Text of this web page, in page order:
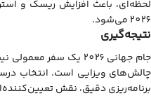
لحظه‌ای، باعث افزایش ریسک و
2026 می‌شود.
نتیجه‌گیری
جام جهانی 2026 یک سفر
چالش‌های ویزایی است. انتخاب
برنامه‌ریزی دقیق، نقش